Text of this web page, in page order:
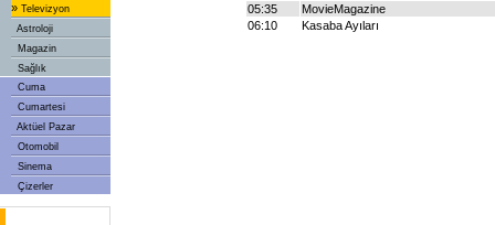
» Televizyon
Astroloji
Magazin
Sağlık
Cuma
Cumartesi
Aktüel Pazar
Otomobil
Sinema
Çizerler
05:35
MovieMagazine
06:10
Kasaba Ayıları